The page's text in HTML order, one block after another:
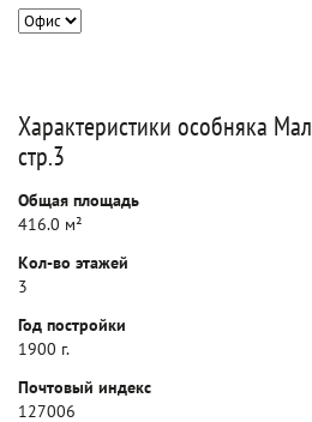
Характеристики особняка
стр.3
Общая площадь
416.0 м²
Кол-во этажей
3
Год постройки
1900 г.
Почтовый индекс
127006